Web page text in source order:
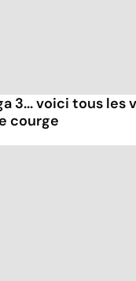
3... voici tous les
courge